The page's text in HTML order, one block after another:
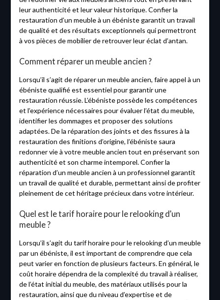
leur authenticité et leur valeur historique. Confier la
restauration d’un meuble à un ébéniste garantit un travail
de qualité et des résultats exceptionnels qui permettront
à vos pièces de mobilier de retrouver leur éclat d’antan.
Comment réparer un meuble ancien ?
Lorsqu’il s’agit de réparer un meuble ancien, faire appel à un
ébéniste qualifié est essentiel pour garantir une
restauration réussie. L’ébéniste possède les compétences
et l’expérience nécessaires pour évaluer l’état du meuble,
identifier les dommages et proposer des solutions
adaptées. De la réparation des joints et des fissures à la
restauration des finitions d’origine, l’ébéniste saura
redonner vie à votre meuble ancien tout en préservant son
authenticité et son charme intemporel. Confier la
réparation d’un meuble ancien à un professionnel garantit
un travail de qualité et durable, permettant ainsi de profiter
pleinement de cet héritage précieux dans votre intérieur.
Quel est le tarif horaire pour le relooking d’un
meuble ?
Lorsqu’il s’agit du tarif horaire pour le relooking d’un meuble
par un ébéniste, il est important de comprendre que cela
peut varier en fonction de plusieurs facteurs. En général, le
coût horaire dépendra de la complexité du travail à réaliser,
de l’état initial du meuble, des matériaux utilisés pour la
restauration, ainsi que du niveau d’expertise et de